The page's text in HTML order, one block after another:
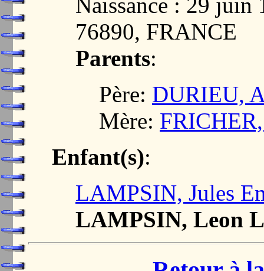
Naissance : 29
76890, FRANCE
Parents:
Père: DURIEU,
Mère:
Enfant(s):
LAMPSIN, Jules
LAMPSIN, Leon